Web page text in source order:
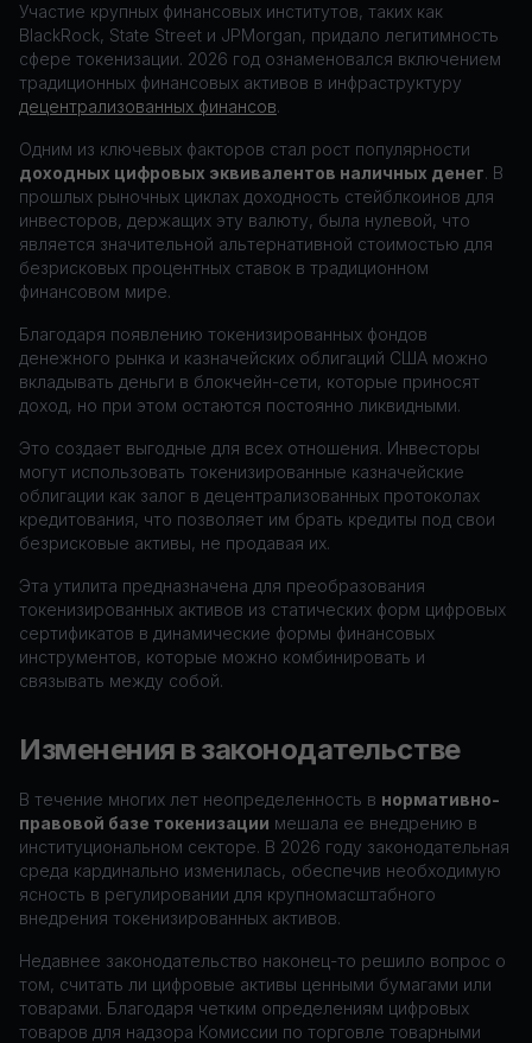
Участие крупных финансовых институтов, таких как
BlackRock, State Street и JPMorgan, придало легитимность
сфере токенизации. 2026 год ознаменовался включением
традиционных финансовых активов в инфраструктуру
децентрализованных финансов.
Одним из ключевых факторов стал рост популярности
доходных цифровых эквивалентов наличных денег. В
прошлых рыночных циклах доходность стейблкоинов для
инвесторов, держащих эту валюту, была нулевой, что
является значительной альтернативной стоимостью для
безрисковых процентных ставок в традиционном
финансовом мире.
Благодаря появлению токенизированных фондов
денежного рынка и казначейских облигаций США можно
вкладывать деньги в блокчейн-сети, которые приносят
доход, но при этом остаются постоянно ликвидными.
Это создает выгодные для всех отношения. Инвесторы
могут использовать токенизированные казначейские
облигации как залог в децентрализованных протоколах
кредитования, что позволяет им брать кредиты под свои
безрисковые активы, не продавая их.
Эта утилита предназначена для преобразования
токенизированных активов из статических форм цифровых
сертификатов в динамические формы финансовых
инструментов, которые можно комбинировать и
связывать между собой.
Изменения в законодательстве
В течение многих лет неопределенность в нормативно-
правовой базе токенизации мешала ее внедрению в
институциональном секторе. В 2026 году законодательная
среда кардинально изменилась, обеспечив необходимую
ясность в регулировании для крупномасштабного
внедрения токенизированных активов.
Недавнее законодательство наконец-то решило вопрос о
том, считать ли цифровые активы ценными бумагами или
товарами. Благодаря четким определениям цифровых
товаров для надзора Комиссии по торговле товарными